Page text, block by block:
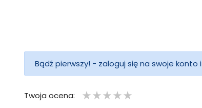
Bądź pierwszy! - zaloguj się na swoje
Twoja ocena: